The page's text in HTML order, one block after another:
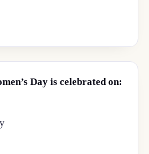
Day is celebrated on: